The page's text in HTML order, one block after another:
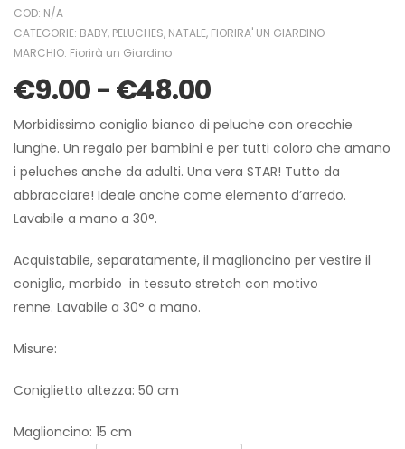
COD: N/A
CATEGORIE: BABY, PELUCHES, NATALE, FIORIRA' UN GIARDINO
MARCHIO: Fiorirà un Giardino
€9.00-€48.00
Morbidissimo coniglio bianco di peluche con orecchie
lunghe. Un regalo per bambini e per tutti coloro che amano
i peluches anche da adulti. Una vera STAR! Tutto da
abbracciare! Ideale anche come elemento d’arredo.
Lavabile a mano a 30°.
Acquistabile, separatamente, il maglioncino per vestire il
coniglio, morbido in tessuto stretch con motivo
renne. Lavabile a 30° a mano.
Misure:
Coniglietto altezza: 50 cm
Maglioncino: 15 cm